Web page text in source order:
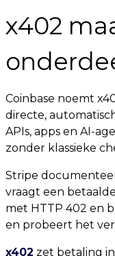
x402
Coinbase noemt
directe,
APIs, apps en AI-
zonder klassieke
Stripe
vraagt een
met HTTP 402 en
en probeert het
x402 zet betaling